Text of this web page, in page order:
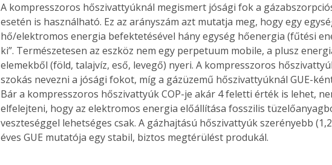
A kompresszoros hőszivattyúknál megismert jósági fok a
esetén is használható. Ez az arányszám azt mutatja meg, hogy egy
hő/elektromos energia befektetésével hány egység hőenergia (fűtési
ki”. Természetesen az eszköz nem egy perpetuum mobile, a plusz
elemekből (föld, talajvíz, eső, levegő) nyeri. A kompresszoros
szokás nevezni a jósági fokot, míg a gázüzemű hőszivattyúknál GUE-
Bár a kompresszoros hőszivattyúk COP-je akár 4 feletti érték is lehet,
elfelejteni, hogy az elektromos energia előállítása fosszilis
veszteséggel lehetséges csak. A gázhajtású hőszivattyúk szerényebb
éves GUE mutatója egy stabil, biztos megtérülést produkál.